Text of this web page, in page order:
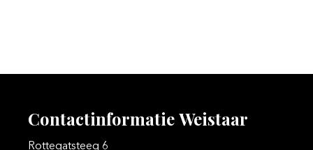
ContactinformatieWeistaar
Rottegatsteeg 6